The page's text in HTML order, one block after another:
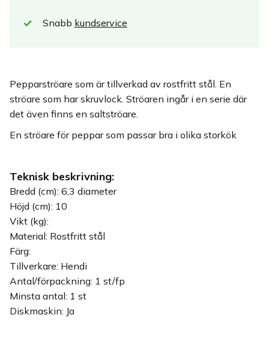
Snabb kundservice
Pepparströare som är tillverkad av rostfritt stål. En
ströare som har skruvlock. Ströaren ingår i en serie där
det även finns en saltströare.
En ströare för peppar som passar bra i olika storkök
Teknisk beskrivning:
Bredd (cm): 6,3 diameter
Höjd (cm): 10
Vikt (kg):
Material: Rostfritt stål
Färg:
Tillverkare: Hendi
Antal/förpackning: 1 st/fp
Minsta antal: 1 st
Diskmaskin: Ja